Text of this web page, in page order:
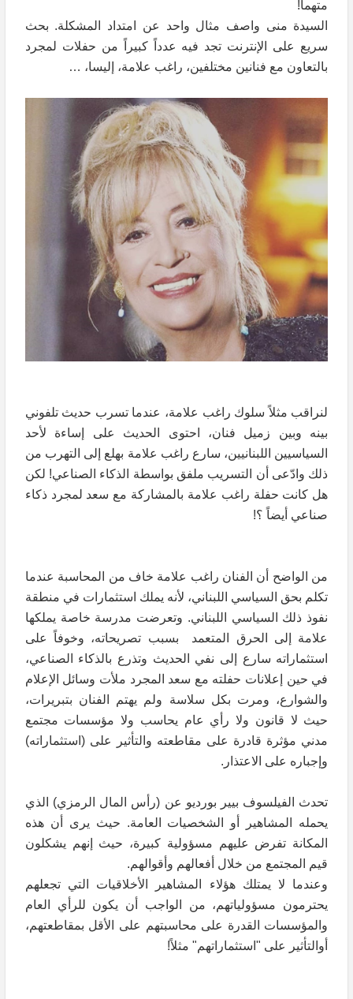
متهماً!
السيدة منى واصف مثال واحد عن امتداد المشكلة. بحث
سريع على الإنترنت تجد فيه عدداً كبيراً من حفلات لمجرد
بالتعاون مع فنانين مختلفين، راغب علامة، إليسا، …
لنراقب مثلاً سلوك راغب علامة، عندما تسرب حديث تلفوني
بينه وبين زميل فنان، احتوى الحديث على إساءة لأحد
السياسيين اللبنانيين، سارع راغب علامة بهلع إلى التهرب من
ذلك وادّعى أن التسريب ملفق بواسطة الذكاء الصناعي! لكن
هل كانت حفلة راغب علامة بالمشاركة مع سعد لمجرد ذكاء
صناعي أيضاً ؟!
من الواضح أن الفنان راغب علامة خاف من المحاسبة عندما
تكلم بحق السياسي اللبناني، لأنه يملك استثمارات في منطقة
نفوذ ذلك السياسي اللبناني. وتعرضت مدرسة خاصة يملكها
علامة إلى الحرق المتعمد بسبب تصريحاته، وخوفاً على
استثماراته سارع إلى نفي الحديث وتذرع بالذكاء الصناعي،
في حين إعلانات حفلته مع سعد المجرد ملأت وسائل الإعلام
والشوارع، ومرت بكل سلاسة ولم يهتم الفنان بتبريرات،
حيث لا قانون ولا رأي عام يحاسب ولا مؤسسات مجتمع
مدني مؤثرة قادرة على مقاطعته والتأثير على (استثماراته)
وإجباره على الاعتذار.
تحدث الفيلسوف بيير بورديو عن (رأس المال الرمزي) الذي
يحمله المشاهير أو الشخصيات العامة. حيث يرى أن هذه
المكانة تفرض عليهم مسؤولية كبيرة، حيث إنهم يشكلون
قيم المجتمع من خلال أفعالهم وأقوالهم.
وعندما لا يمتلك هؤلاء المشاهير الأخلاقيات التي تجعلهم
يحترمون مسؤولياتهم، من الواجب أن يكون للرأي العام
والمؤسسات القدرة على محاسبتهم على الأقل بمقاطعتهم،
أوالتأثير على "استثماراتهم" مثلاً!